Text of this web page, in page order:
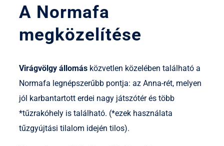
A Normafa
megközelítése
Virágvölgy állomásközvetlen közelében található a
Normafa legnépszerűbb pontja: az Anna-rét, melyen
jól karbantartott erdei nagy játszótér és több
*tűzrakóhely is található. (*ezek használata
tűzgyújtási tilalom idején tilos).